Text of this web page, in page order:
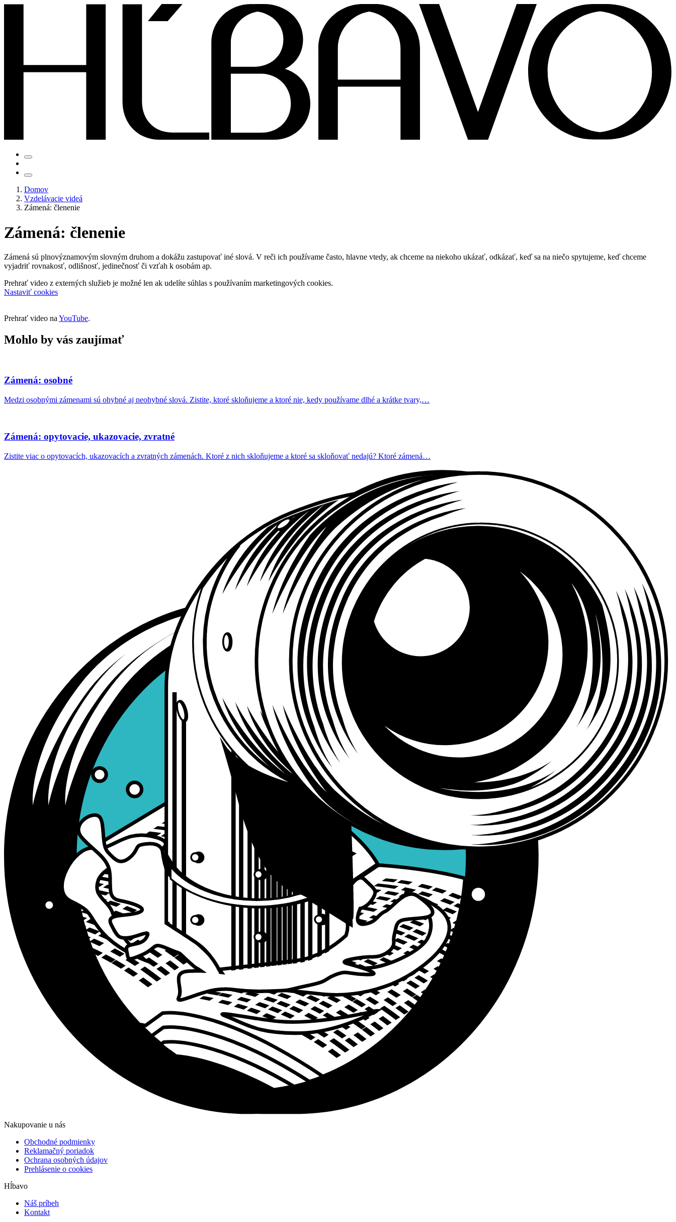
Domov
Vzdelávacie videá
Zámená: členenie
Zámená: členenie
Zámená sú plnovýznamovým slovným druhom a dokážu zastupovať iné slová. V reči ich používame často, hlavne vtedy, ak chceme na niekoho ukázať, odkázať, keď sa na niečo spytujeme, keď chceme
vyjadriť rovnakosť, odlišnosť, jedinečnosť či vzťah k osobám ap.
Prehrať video z externých služieb je možné len ak udelíte súhlas s používaním marketingových cookies.
Nastaviť cookies
Prehrať video na YouTube.
Mohlo by vás zaujímať
Zámená: osobné
Medzi osobnými zámenami sú ohybné aj neohybné slová. Zistite, ktoré skloňujeme a ktoré nie, kedy používame dlhé a krátke tvary,…
Zámená: opytovacie, ukazovacie, zvratné
Zistite viac o opytovacích, ukazovacích a zvratných zámenách. Ktoré z nich skloňujeme a ktoré sa skloňovať nedajú? Ktoré zámená…
Nakupovanie u nás
Obchodné podmienky
Reklamačný poriadok
Ochrana osobných údajov
Prehlásenie o cookies
Hĺbavo
Náš príbeh
Kontakt